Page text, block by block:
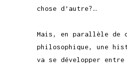
chose d’autre?…
Mais, en parallèle de
philosophique, une
va se développer entre